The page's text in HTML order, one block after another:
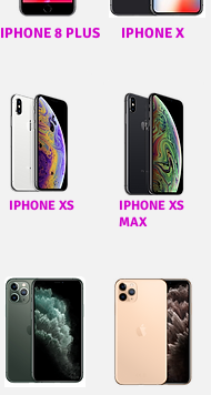
IPHONE 8 PLUS IPHONE X
IPHONE XS
IPHONE XS
MAX